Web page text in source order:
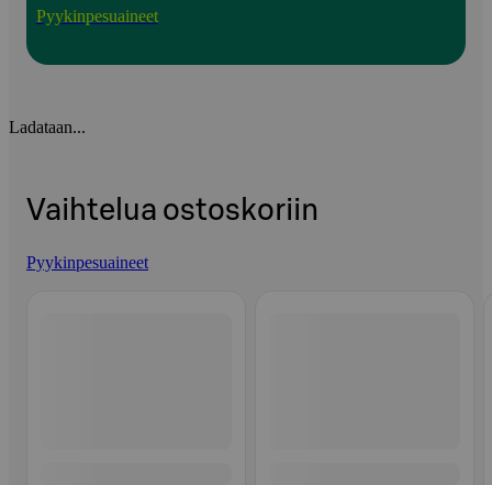
Pyykinpesuaineet
Ladataan...
Vaihtelua ostoskoriin
Pyykinpesuaineet